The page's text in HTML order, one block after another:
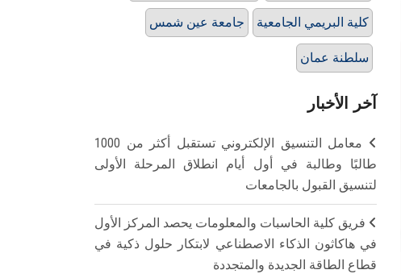
جامعة عين شمس كلية البريمي الجامعية
سلطنة عمان
آخر الأخبار
معامل التنسيق الإلكتروني تستقبل أكثر من 1000
طالبًا وطالبة في أول أيام انطلاق المرحلة الأولى
لتنسيق القبول بالجامعات
فريق كلية الحاسبات والمعلومات يحصد المركز الأول
في هاكاثون الذكاء الاصطناعي لابتكار حلول ذكية في
قطاع الطاقة الجديدة والمتجددة